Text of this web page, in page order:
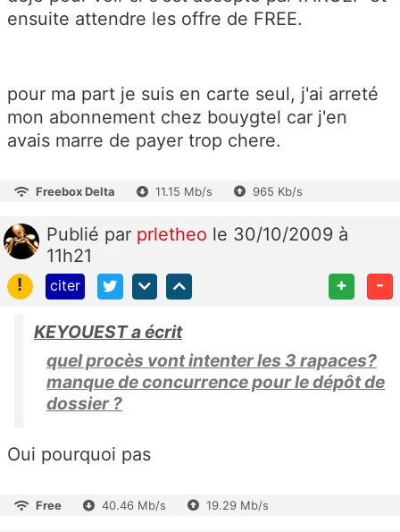
ensuite attendre les offre de FREE.
pour ma part je suis en carte seul, j'ai arreté
mon abonnement chez bouygtel car j'en
avais marre de payer trop chere.
Freebox Delta 11.15 Mb/s 965 Kb/s
Publié par prletheo le 30/10/2009 à
11h21
!
citer + -
KEYOUEST a écrit
quel procès vont intenter les 3 rapaces?
manque de concurrence pour le dépôt de
dossier ?
Oui pourquoi pas
Free 40.46 Mb/s 19.29 Mb/s